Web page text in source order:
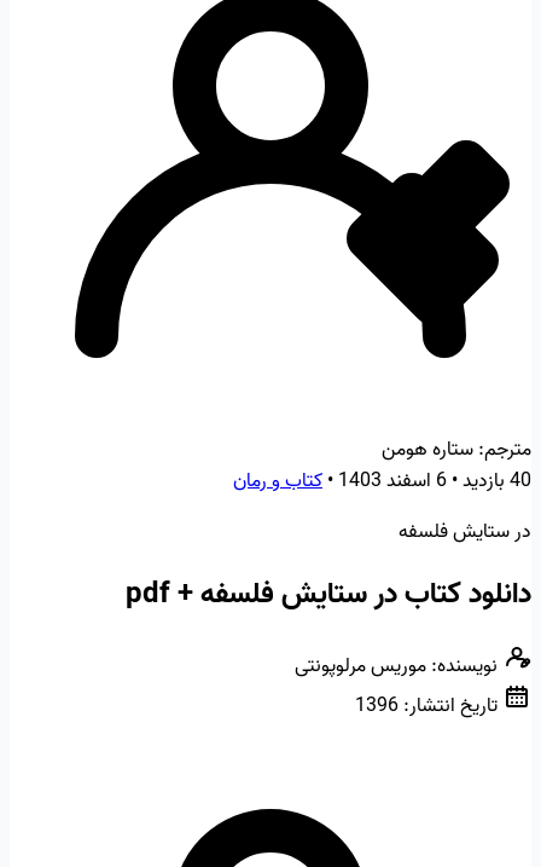
مترجم:ستاره هومن
40 بازدید
•6 اسفند 1403 •کتاب و رمان
در ستایش فلسفه
دانلود کتاب در ستایش فلسفه + pdf
نویسنده:موریس مرلوپونتی
تاریخ انتشار:1396